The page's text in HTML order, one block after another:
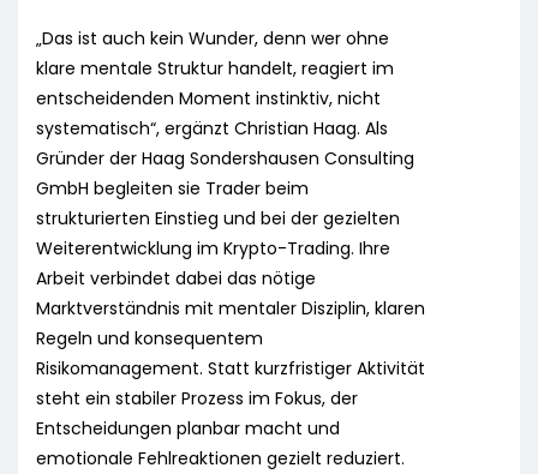
„Das ist auch kein Wunder, denn wer ohne
klare mentale Struktur handelt, reagiert im
entscheidenden Moment instinktiv, nicht
systematisch“, ergänzt Christian Haag. Als
Gründer der Haag Sondershausen Consulting
GmbH begleiten sie Trader beim
strukturierten Einstieg und bei der gezielten
Weiterentwicklung im Krypto-Trading. Ihre
Arbeit verbindet dabei das nötige
Marktverständnis mit mentaler Disziplin, klaren
Regeln und konsequentem
Risikomanagement. Statt kurzfristiger Aktivität
steht ein stabiler Prozess im Fokus, der
Entscheidungen planbar macht und
emotionale Fehlreaktionen gezielt reduziert.